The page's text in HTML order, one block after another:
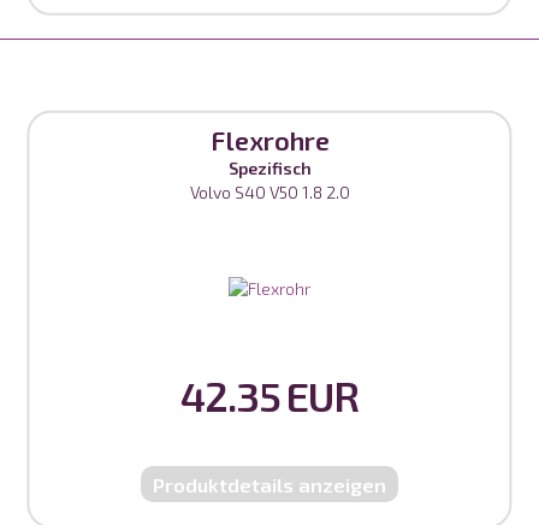
Flexrohre
Spezifisch
Volvo S40 V50 1.8 2.0
42.35 EUR
Produktdetails anzeigen